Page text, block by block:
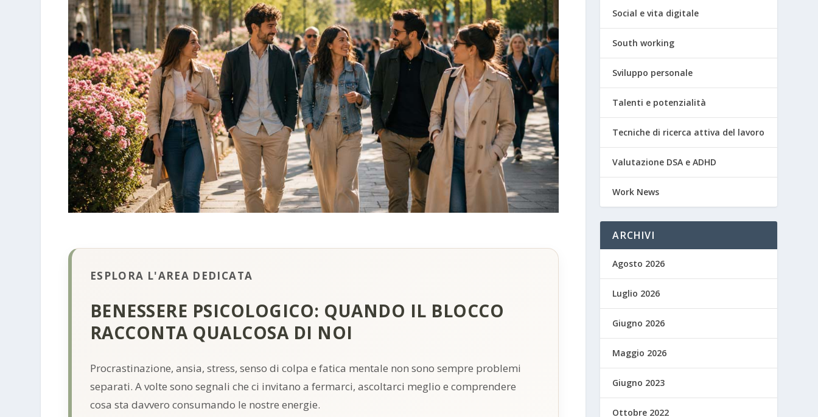
ESPLORA L'AREA DEDICATA
BENESSERE PSICOLOGICO: QUANDO IL BLOCCO
RACCONTA QUALCOSA DI NOI
Procrastinazione, ansia, stress, senso di colpa e fatica mentale non sono sempre problemi
separati. A volte sono segnali che ci invitano a fermarci, ascoltarci meglio e comprendere
cosa sta davvero consumando le nostre energie.
Social e vita digitale
South working
Sviluppo personale
Talenti e potenzialità
Tecniche di ricerca attiva del lavoro
Valutazione DSA e ADHD
Work News
ARCHIVI
Agosto 2026
Luglio 2026
Giugno 2026
Maggio 2026
Giugno 2023
Ottobre 2022